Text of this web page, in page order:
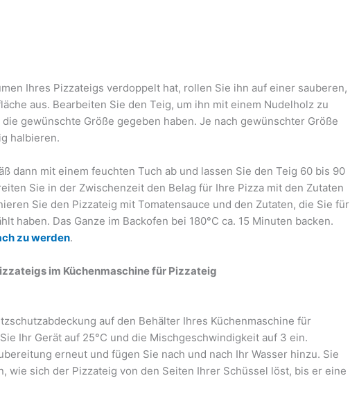
Ihres Pizzateigs verdoppelt hat, rollen Sie ihn auf einer sauberen,
aus. Bearbeiten Sie den Teig, um ihn mit einem Nudelholz zu
gewünschte Größe gegeben haben. Je nach gewünschter Größe
halbieren.
dann mit einem feuchten Tuch ab und lassen Sie den Teig 60 bis 90
Sie in der Zwischenzeit den Belag für Ihre Pizza mit den Zutaten
Sie den Pizzateig mit Tomatensauce und den Zutaten, die Sie für
haben. Das Ganze im Backofen bei 180°C ca. 15 Minuten backen.
zu werden.
im Küchenmaschine für Pizzateig
auf den Behälter Ihres Küchenmaschine für
Ihr Gerät auf 25°C und die Mischgeschwindigkeit auf 3 ein.
erneut und fügen Sie nach und nach Ihr Wasser hinzu. Sie
wie sich der Pizzateig von den Seiten Ihrer Schüssel löst, bis er eine